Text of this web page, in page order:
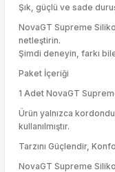
Şık, güçlü ve sade
NovaGT Supreme
netleştirin.
Şimdi deneyin, farkı
Paket İçeriği
1 Adet NovaGT
Ürün yalnızca
kullanılmıştır.
Tarzını Güçlendir,
NovaGT Supreme